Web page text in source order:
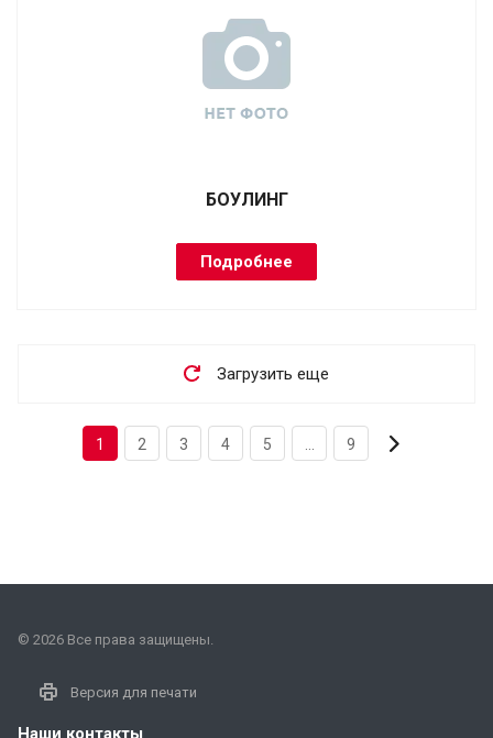
БОУЛИНГ
Подробнее
Загрузить еще
1 2 3 4 5 9
© 2026 Все права защищены.
Версия для печати
Наши контакты